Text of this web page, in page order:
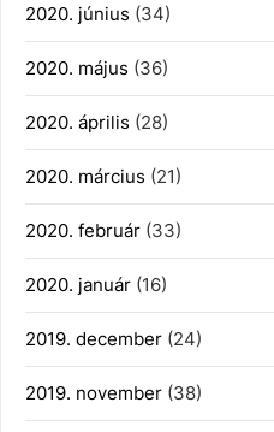
2020. június (34)
2020. május (36)
2020. április (28)
2020. március (21)
2020. február (33)
2020. január (16)
2019. december (24)
2019. november (38)